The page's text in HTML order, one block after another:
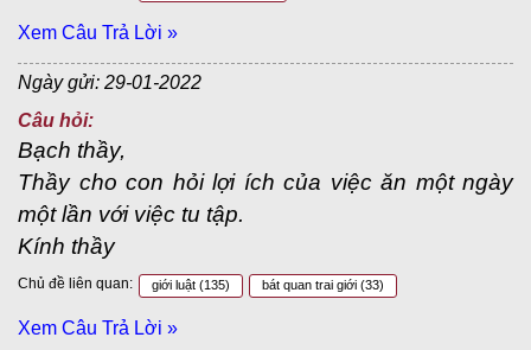
Xem Câu Trả Lời »
Ngày gửi: 29-01-2022
Câu hỏi:
Bạch thầy,
Thầy cho con hỏi lợi ích của việc ăn một ngày
một lần với việc tu tập.
Kính thầy
Chủ đề liên quan: giới luật (135) bát quan trai giới (33)
Xem Câu Trả Lời »